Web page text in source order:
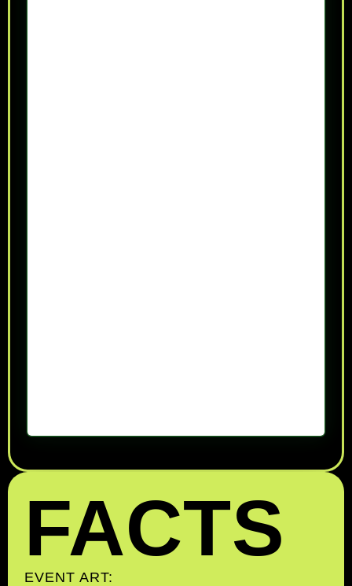
FACTS
EVENT ART: